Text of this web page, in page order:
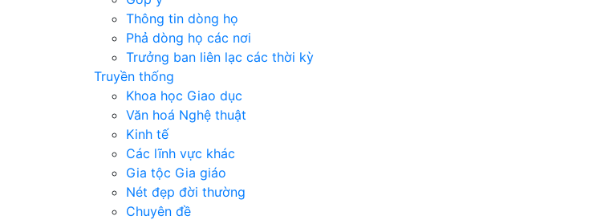
Thông tin dòng họ
Phả dòng họ các nơi
Trưởng ban liên lạc các thời kỳ
Truyền thống
Khoa học Giao dục
Văn hoá Nghệ thuật
Kinh tế
Các lĩnh vực khác
Gia tộc Gia giáo
Nét đẹp đời thường
Chuyên đề